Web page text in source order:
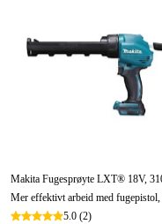
Makita Fugesprøyte LXT® 18V,
5.0 (2)